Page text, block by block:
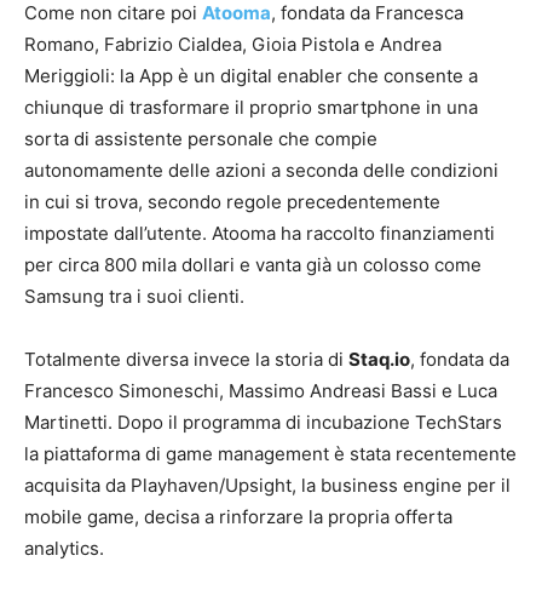
Come non citare poi Atooma, fondata da Francesca
Romano, Fabrizio Cialdea, Gioia Pistola e Andrea
Meriggioli: la App è un digital enabler che consente a
chiunque di trasformare il proprio smartphone in una
sorta di assistente personale che compie
autonomamente delle azioni a seconda delle condizioni
in cui si trova, secondo regole precedentemente
impostate dall’utente. Atooma ha raccolto finanziamenti
per circa 800 mila dollari e vanta già un colosso come
Samsung tra i suoi clienti.
Totalmente diversa invece la storia di Staq.io, fondata da
Francesco Simoneschi, Massimo Andreasi Bassi e Luca
Martinetti. Dopo il programma di incubazione TechStars
la piattaforma di game management è stata recentemente
acquisita da Playhaven/Upsight, la business engine per il
mobile game, decisa a rinforzare la propria offerta
analytics.